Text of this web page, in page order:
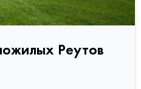
Реутов